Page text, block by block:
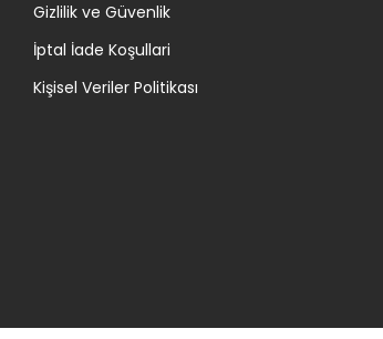
Gizlilik ve Güvenlik
İptal İade Koşullari
Kişisel Veriler Politikası